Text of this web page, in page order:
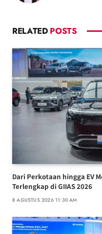
RELATED POSTS
Dari Perkotaan hingga EV
Terlengkap di GIIAS 2026
8 AGUSTUS 2026 11:30 AM